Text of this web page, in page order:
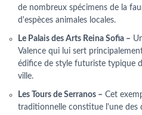
de nombreux spécimens de la
d'espèces animales locales.
Le Palais des Arts Reina Sofia –
Valence qui lui sert
édifice de style futuriste typique
ville.
Les Tours de Serranos – Cet
traditionnelle constitue l'une des